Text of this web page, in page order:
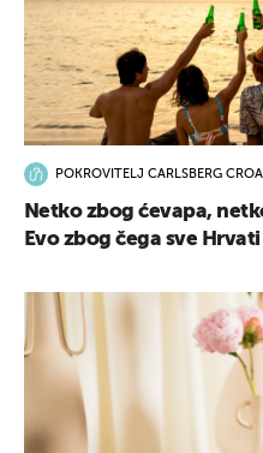
POKROVITELJ CARLSBERG
Netko zbog ćevapa,
Evo zbog čega sve